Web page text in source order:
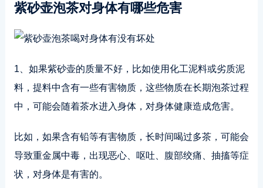
紫砂壶泡茶对身体有哪些危害
1、如果紫砂壶的质量不好，比如使用化工泥料或劣质泥
料，提料中含有一些有害物质，这些物质在长期泡茶过程
中，可能会随着茶水进入身体，对身体健康造成危害。
比如，如果含有铅等有害物质，长时间喝过多茶，可能会
导致重金属中毒，出现恶心、呕吐、腹部绞痛、抽搐等症
状，对身体是有害的。